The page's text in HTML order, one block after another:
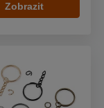
Zobrazit